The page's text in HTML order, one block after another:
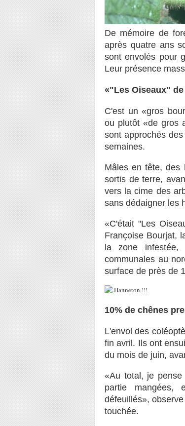
De mémoire de
après quatre ans
sont envolés pour
Leur présence
«"Les Oiseaux"
C'est un «gros
ou plutôt «de gros
sont approchés
semaines.
Mâles en tête, des
sortis de terre,
vers la cime des
sans dédaigner les
«C'était "Les
Françoise Bourjat,
la zone
communales au
surface de près de
10% de chênes
L'envol des
fin avril. Ils ont
du mois de juin,
«Au total, je
partie mangées,
défeuillés»,
touchée.